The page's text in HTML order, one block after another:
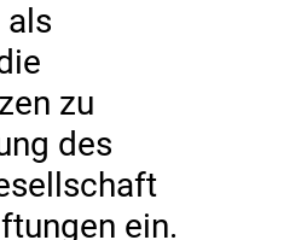
als
zu
des
ein.